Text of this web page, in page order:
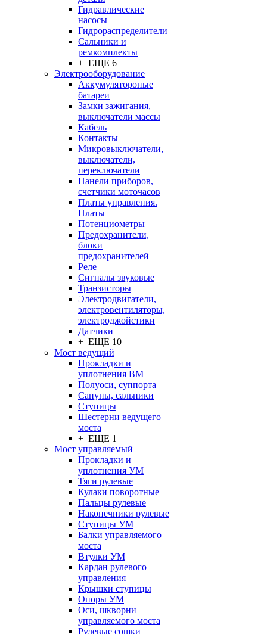
Гидравлические
насосы
Гидрораспределители
Сальники и
ремкомплекты
+ ЕЩЕ 6
Электрооборудование
Аккумулятороные
батареи
Замки зажигания,
выключатели массы
Кабель
Контакты
Микровыключатели,
выключатели,
переключатели
Панели приборов,
счетчики моточасов
Платы управления.
Платы
Потенциометры
Предохранители,
блоки
предохранителей
Реле
Сигналы звуковые
Транзисторы
Электродвигатели,
электровентиляторы,
электроджойстики
Датчики
+ ЕЩЕ 10
Мост ведущий
Прокладки и
уплотнения ВМ
Полуоси, суппорта
Сапуны, сальники
Ступицы
Шестерни ведущего
моста
+ ЕЩЕ 1
Мост управляемый
Прокладки и
уплотнения УМ
Тяги рулевые
Кулаки поворотные
Пальцы рулевые
Наконечники рулевые
Ступицы УМ
Балки управляемого
моста
Втулки УМ
Кардан рулевого
управления
Крышки ступицы
Опоры УМ
Оси, шкворни
управляемого моста
Рулевые сошки